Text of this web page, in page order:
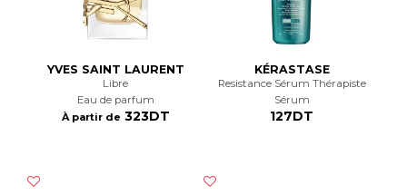
YVES SAINT LAURENT
Libre
Eau de parfum
À partir de 323DT
KÉRASTASE
Resistance Sérum Thérapiste
Sérum
127DT